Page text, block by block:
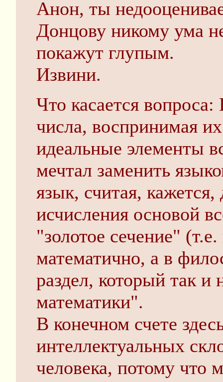
Анон, ты
Донцову никому ума
покажут глупым.
Извини.
Что касается
числа, воспринимая
идеальные элементы
мечтал заменить
язык, считая,
исчисления основой
"золотое сечение"
математично, а в
раздел, который так
математики".
В конечном счете
интеллектуальных
человека, потому что